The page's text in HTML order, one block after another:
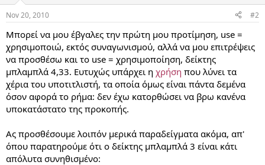
Nov 20, 2010 #2
Μπορεί να μου έβγαλες την πρώτη μου προτίμηση, use =
χρησιμοποιώ, εκτός συναγωνισμού, αλλά να μου επιτρέψεις
να προσθέσω και το use = χρησιμοποίηση, δείκτης
μπλαμπλά 4,33. Ευτυχώς υπάρχει η χρήση που λύνει τα
χέρια του υποτιτλιστή, τα οποία όμως είναι πάντα δεμένα
όσον αφορά το ρήμα: δεν έχω κατορθώσει να βρω κανένα
υποκατάστατο της προκοπής.
Ας προσθέσουμε λοιπόν μερικά παραδείγματα ακόμα, απ'
όπου παρατηρούμε ότι ο δείκτης μπλαμπλά 3 είναι κάτι
απόλυτα συνηθισμένο: